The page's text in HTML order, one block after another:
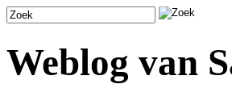
Weblog van